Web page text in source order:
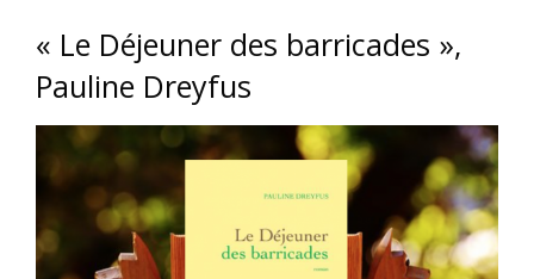
« Le Déjeuner des barricades »,
Pauline Dreyfus